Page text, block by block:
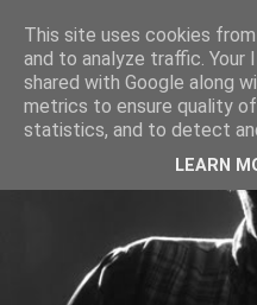
This site uses cookies
and to analyze traffic. Your
shared with Google along
metrics to ensure quality
statistics, and to detect
LEARN